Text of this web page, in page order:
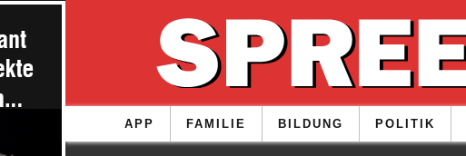
APP FAMILIE BILDUNG POLITIK